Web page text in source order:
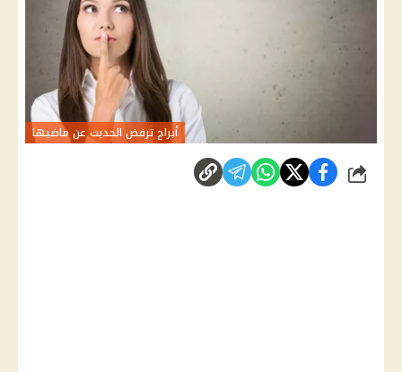
أبراج ترفض الحديث عن ماضيها
شارك